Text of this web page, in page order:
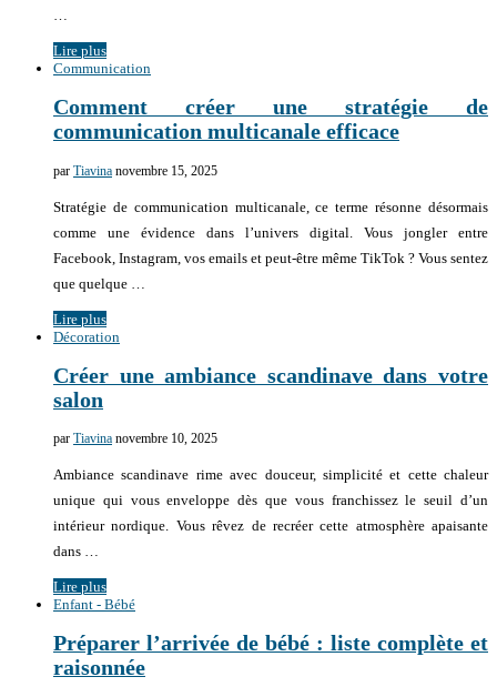
…
Lire plus
Communication
Comment créer une stratégie de
communication multicanale efficace
par Tiavina novembre 15, 2025
Stratégie de communication multicanale, ce terme résonne désormais
comme une évidence dans l’univers digital. Vous jongler entre
Facebook, Instagram, vos emails et peut-être même TikTok ? Vous sentez
que quelque …
Lire plus
Décoration
Créer une ambiance scandinave dans votre
salon
par Tiavina novembre 10, 2025
Ambiance scandinave rime avec douceur, simplicité et cette chaleur
unique qui vous enveloppe dès que vous franchissez le seuil d’un
intérieur nordique. Vous rêvez de recréer cette atmosphère apaisante
dans …
Lire plus
Enfant - Bébé
Préparer l’arrivée de bébé : liste complète et
raisonnée